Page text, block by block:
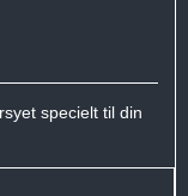
specielt til din